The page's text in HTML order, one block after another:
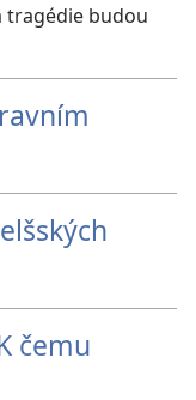
tragédie budou
čemu